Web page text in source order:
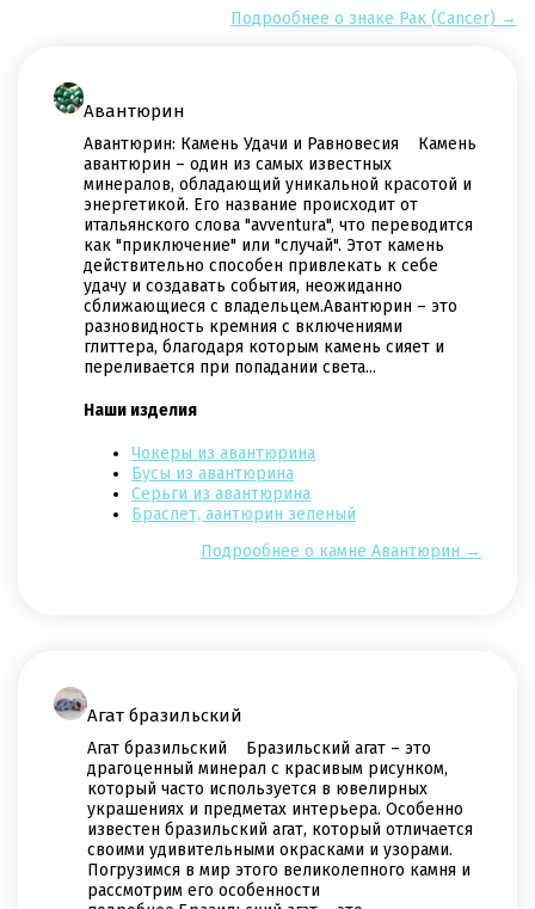
Подрообнее о знаке Рак (Cancer) →
Авантюрин
Авантюрин: Камень Удачи и Равновесия Камень
авантюрин – один из самых известных
минералов, обладающий уникальной красотой и
энергетикой. Его название происходит от
итальянского слова "avventura", что переводится
как "приключение" или "случай". Этот камень
действительно способен привлекать к себе
удачу и создавать события, неожиданно
сближающиеся с владельцем.Авантюрин – это
разновидность кремния с включениями
глиттера, благодаря которым камень сияет и
переливается при попадании света...
Наши изделия
Чокеры из авантюрина
Бусы из авантюрина
Cерьги из авантюрина
Браслет, аантюрин зеленый
Подрообнее о камне Авантюрин →
Агат бразильский
Агат бразильский Бразильский агат – это
драгоценный минерал с красивым рисунком,
который часто используется в ювелирных
украшениях и предметах интерьера. Особенно
известен бразильский агат, который отличается
своими удивительными окрасками и узорами.
Погрузимся в мир этого великолепного камня и
рассмотрим его особенности